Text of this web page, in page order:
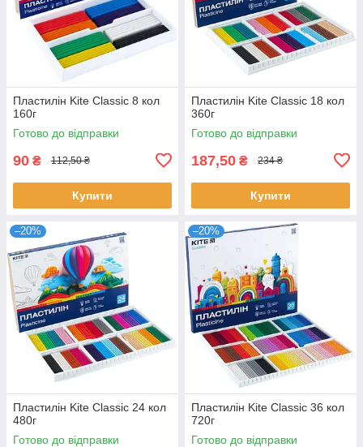
Пластилін Kite Classic 8 кол
160г
Готово до відправки
90 ₴ 112,50 ₴
Купити
Пластилін Kite Classic 18 кол
360г
Готово до відправки
187,50 ₴ 234 ₴
Купити
–20%
Пластилін Kite Classic 24 кол
480г
Готово до відправки
–20%
Пластилін Kite Classic 36 кол
720г
Готово до відправки